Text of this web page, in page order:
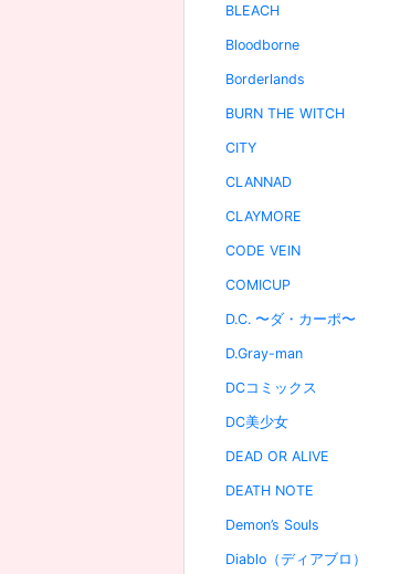
BLEACH
Bloodborne
Borderlands
BURN THE WITCH
CITY
CLANNAD
CLAYMORE
CODE VEIN
COMICUP
D.C. 〜ダ・カーポ〜
D.Gray-man
DCコミックス
DC美少女
DEAD OR ALIVE
DEATH NOTE
Demon’s Souls
Diablo（ディアブロ）